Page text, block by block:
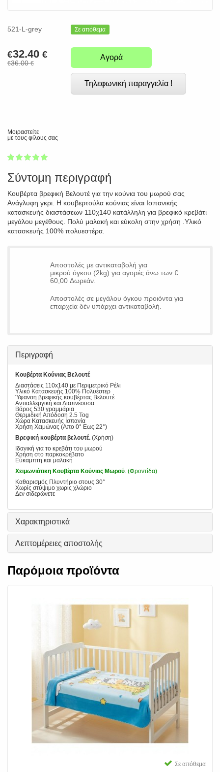
521-L-grey Σε απόθεμα
€32.40 €
€36.00€
Αγορά
Τηλεφωνική παραγγελία !
Μοιραστείτε
με τους φίλους σας
1
2
3
4
5
Σύντομη περιγραφή
Κουβέρτα βρεφική Βελουτέ για την κούνια του μωρού σας
Ανάγλυφη γκρι. Η κουβερτούλα κούνιας είναι Ισπανικής
κατασκευής διαστάσεων 110χ140 κατάλληλη για βρεφικό κρεβάτι
μεγάλου μεγέθους. Πολύ μαλακή και εύκολη στην χρήση .Υλικό
κατασκευής 100% πολυεστέρα.
Αποστολές με αντικαταβολή για
μικρού όγκου (2kg) για αγορές άνω των €
60,00 Δωρεάν.
Αποστολές σε μεγάλου όγκου προιόντα για
επαρχεία δέν υπάρχει αντικαταβολή.
Περιγραφή
Κουβέρτα Κούνιας Βελουτέ
Διαστάσεις 110x140 με Περιμετρικό Ρέλι
Υλικό Κατασκευής 100% Πολυέστερ
Ύφανση βρεφικής κουβέρτας Βελουτέ
Αντιαλλεργική και Διαπνέουσα
Βάρος 530 γραμμάρια
Θερμιδική Απόδοση 2.5 Tog
Χώρα Κατασκευής Ισπανία
Χρήση Χειμώνας (Απο 0° Εως 22°)
Βρεφική κουβέρτα βελουτέ. (Χρήση)
Ιδανική για το κρεβάτι του μωρού
Χρήση στο παρκοκρέβατο
Εύκαμπτη και μαλακή
Χειμωνιάτικη Κουβέρτα Κούνιας Μωρού. (Φροντίδα)
Καθαρισμός Πλυντήριο στους 30°
Χωρίς στύψιμο χωρις χλώριο
Δεν σιδερώνετε
Χαρακτηριστικά
Λεπτομέρειες αποστολής
Παρόμοια προϊόντα
Σε απόθεμα